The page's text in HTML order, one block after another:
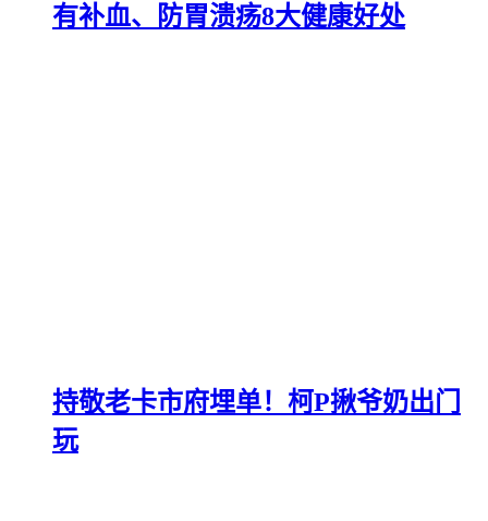
有补血、防胃溃疡8大健康好处
持敬老卡市府埋单！柯P揪爷奶出门
玩